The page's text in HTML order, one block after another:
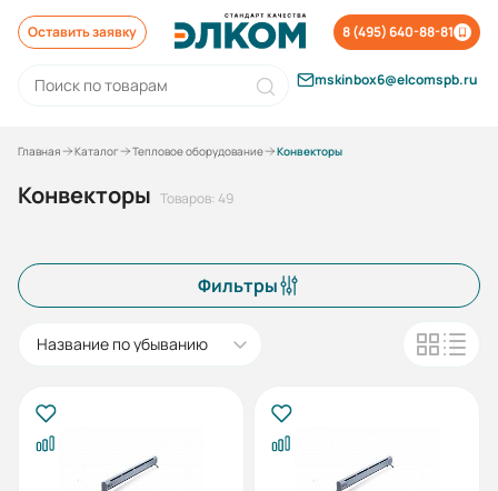
Оставить заявку 8 (495) 640-88-81
mskinbox6@elcomspb.ru
Главная Каталог Тепловое оборудование Конвекторы
Конвекторы Товаров: 49
Фильтры
Название по убыванию